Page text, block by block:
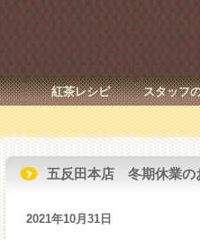
紅茶レシピ スタッフ
五反田本店 冬期休業の
2021年10月31日